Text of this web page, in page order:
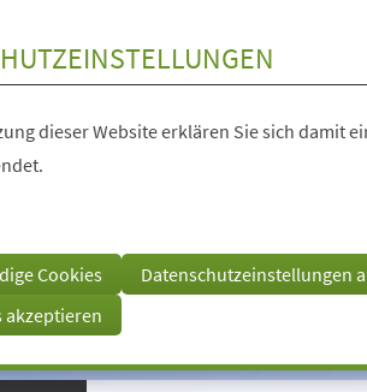
dieser Website erklären Sie sich damit
Cookies
Datenschutzeinstellungen
akzeptieren